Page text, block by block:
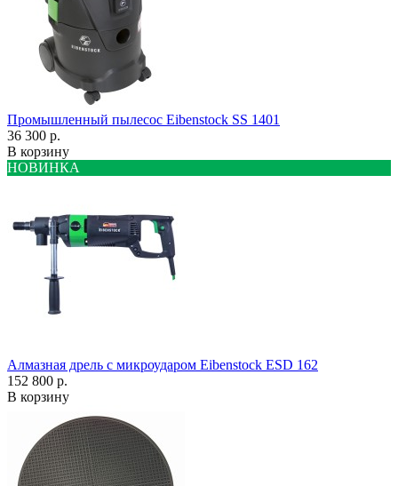
Промышленный пылесос Eibenstock SS 1401
36 300 р.
В корзину
НОВИНКА
Алмазная дрель с микроударом Eibenstock ESD 162
152 800 р.
В корзину